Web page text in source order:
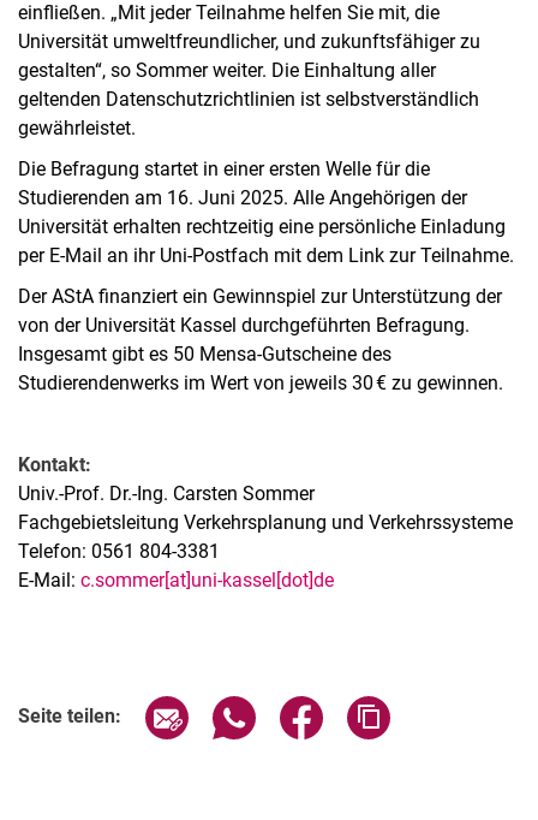
einfließen. „Mit jeder Teilnahme helfen Sie mit, die
Universität umweltfreundlicher, und zukunftsfähiger zu
gestalten“, so Sommer weiter. Die Einhaltung aller
geltenden Datenschutzrichtlinien ist selbstverständlich
gewährleistet.
Die Befragung startet in einer ersten Welle für die
Studierenden am 16. Juni 2025. Alle Angehörigen der
Universität erhalten rechtzeitig eine persönliche Einladung
per E-Mail an ihr Uni-Postfach mit dem Link zur Teilnahme.
Der AStA finanziert ein Gewinnspiel zur Unterstützung der
von der Universität Kassel durchgeführten Befragung.
Insgesamt gibt es 50 Mensa-Gutscheine des
Studierendenwerks im Wert von jeweils 30 € zu gewinnen.
Kontakt:
Univ.-Prof. Dr.-Ing. Carsten Sommer
Fachgebietsleitung Verkehrsplanung und Verkehrssysteme
Telefon: 0561 804-3381
E-Mail: c.sommer[at]uni-kassel[dot]de
Seite teilen: Seite über E-Mail teilen
Seite über WhatsApp teilen
Seite über Facebook